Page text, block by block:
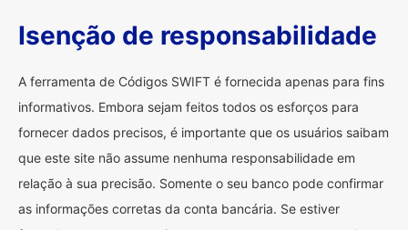
Isenção de responsabilidade
A ferramenta de Códigos SWIFT é fornecida apenas para fins
informativos. Embora sejam feitos todos os esforços para
fornecer dados precisos, é importante que os usuários saibam
que este site não assume nenhuma responsabilidade em
relação à sua precisão. Somente o seu banco pode confirmar
as informações corretas da conta bancária. Se estiver